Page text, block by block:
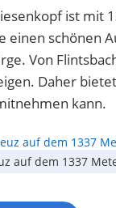
ist mit
einen schönen
Von
Daher
kann.
auf dem 1337